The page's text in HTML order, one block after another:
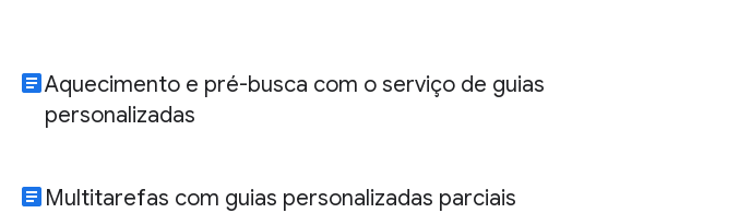
articleAquecimento e pré-busca com o serviço de guias
personalizadas
article Multitarefas com guias personalizadas parciais